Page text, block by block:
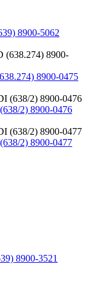
8900-5062
8900-0475
2) 8900-0476
2) 8900-0477
8900-3521